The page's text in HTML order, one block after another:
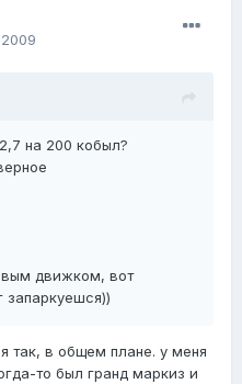
на 200 кобыл?
движком, вот
запаркуешся))
так, в общем плане. у меня
то был гранд маркиз и